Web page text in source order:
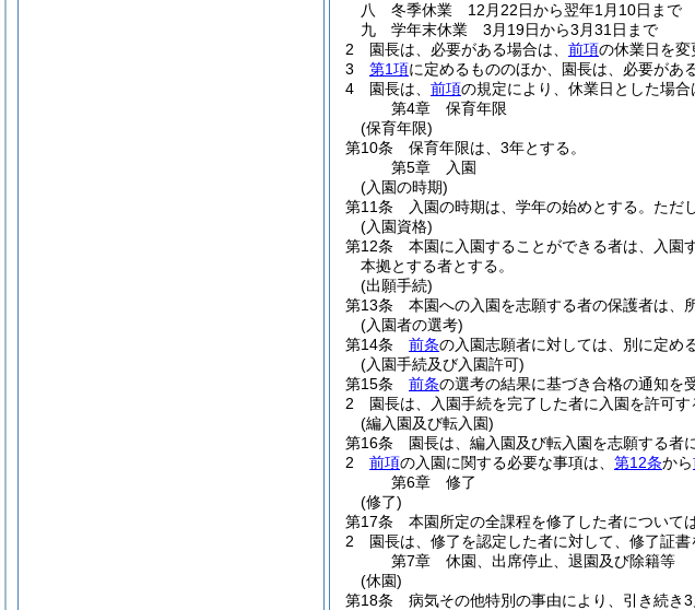
八
冬季休業 12月22日から翌年1月10日まで
九
学年末休業 3月19日から3月31日まで
2
園長は、必要がある場合は、 前項の休業日を変
3
第1項に定めるもののほか、園長は、必要があ
4
園長は、 前項の規定により、休業日とした場合
第4章
保育年限
(保育年限)
第10条
保育年限は、3年とする。
第5章
入園
(入園の時期)
第11条
入園の時期は、学年の始めとする。 ただ
(入園資格)
第12条
本園に入園することができる者は、入園
本拠とする者とする。
(出願手続)
第13条
本園への入園を志願する者の保護者は、
(入園者の選考)
第14条
前条の入園志願者に対しては、別に定め
(入園手続及び入園許可)
第15条
前条の選考の結果に基づき合格の通知を
2
園長は、入園手続を完了した者に入園を許可す
(編入園及び転入園)
第16条
園長は、編入園及び転入園を志願する者
2
前項の入園に関する必要な事項は、 第12条から
第6章
修了
(修了)
第17条
本園所定の全課程を修了した者について
2
園長は、修了を認定した者に対して、修了証書
第7章
休園、出席停止、退園及び除籍等
(休園)
第18条
病気その他特別の事由により、引き続き